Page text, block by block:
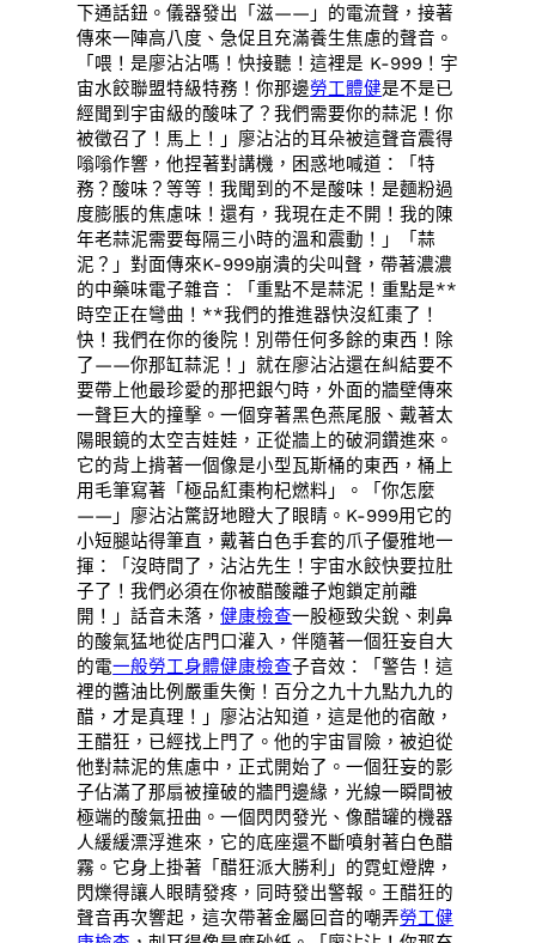
下通話鈕。儀器發出「滋——」的電流聲，接著
傳來一陣高八度、急促且充滿養生焦慮的聲音。
「喂！是廖沾沾嗎！快接聽！這裡是 K-999！宇
宙水餃聯盟特級特務！你那邊勞工體健是不是已
經聞到宇宙級的酸味了？我們需要你的蒜泥！你
被徵召了！馬上！」廖沾沾的耳朵被這聲音震得
嗡嗡作響，他捏著對講機，困惑地喊道：「特
務？酸味？等等！我聞到的不是酸味！是麵粉過
度膨脹的焦慮味！還有，我現在走不開！我的陳
年老蒜泥需要每隔三小時的溫和震動！」「蒜
泥？」對面傳來K-999崩潰的尖叫聲，帶著濃濃
的中藥味電子雜音：「重點不是蒜泥！重點是**
時空正在彎曲！**我們的推進器快沒紅棗了！
快！我們在你的後院！別帶任何多餘的東西！除
了——你那缸蒜泥！」就在廖沾沾還在糾結要不
要帶上他最珍愛的那把銀勺時，外面的牆壁傳來
一聲巨大的撞擊。一個穿著黑色燕尾服、戴著太
陽眼鏡的太空吉娃娃，正從牆上的破洞鑽進來。
它的背上揹著一個像是小型瓦斯桶的東西，桶上
用毛筆寫著「極品紅棗枸杞燃料」。「你怎麼
——」廖沾沾驚訝地瞪大了眼睛。K-999用它的
小短腿站得筆直，戴著白色手套的爪子優雅地一
揮：「沒時間了，沾沾先生！宇宙水餃快要拉肚
子了！我們必須在你被醋酸離子炮鎖定前離
開！」話音未落，健康檢查一股極致尖銳、刺鼻
的酸氣猛地從店門口灌入，伴隨著一個狂妄自大
的電一般勞工身體健康檢查子音效：「警告！這
裡的醬油比例嚴重失衡！百分之九十九點九九的
醋，才是真理！」廖沾沾知道，這是他的宿敵，
王醋狂，已經找上門了。他的宇宙冒險，被迫從
他對蒜泥的焦慮中，正式開始了。一個狂妄的影
子佔滿了那扇被撞破的牆門邊緣，光線一瞬間被
極端的酸氣扭曲。一個閃閃發光、像醋罐的機器
人緩緩漂浮進來，它的底座還不斷噴射著白色醋
霧。它身上掛著「醋狂派大勝利」的霓虹燈牌，
閃爍得讓人眼睛發疼，同時發出警報。王醋狂的
聲音再次響起，這次帶著金屬回音的嘲弄勞工健